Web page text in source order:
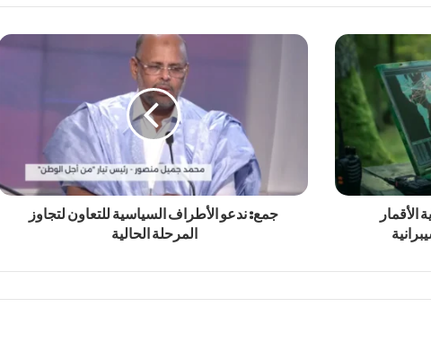
جمع: ندعو الأطراف السياسية للتعاون لتجاوز
المرحلة الحالية